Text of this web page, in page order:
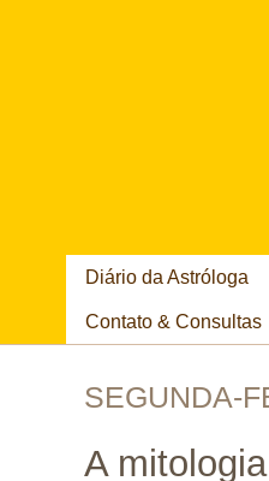
Diário da Astróloga
Contato & Consultas
SEGUNDA-
A